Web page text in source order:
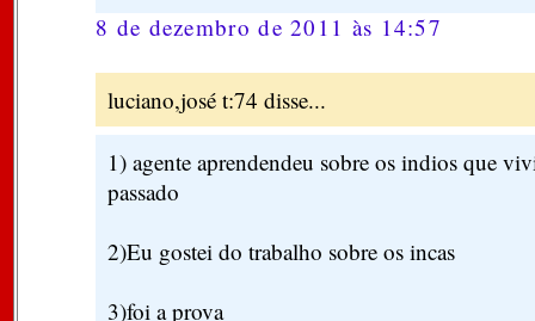
8 de dezembro de 2011 às 14:57
luciano,josé t:74 disse...
1) agente aprendendeu sobre os indios que
passado
2)Eu gostei do trabalho sobre os incas
3)foi a prova